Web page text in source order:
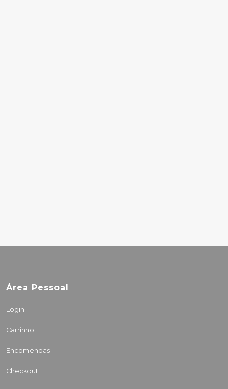
Área Pessoal
Login
Carrinho
Encomendas
Checkout